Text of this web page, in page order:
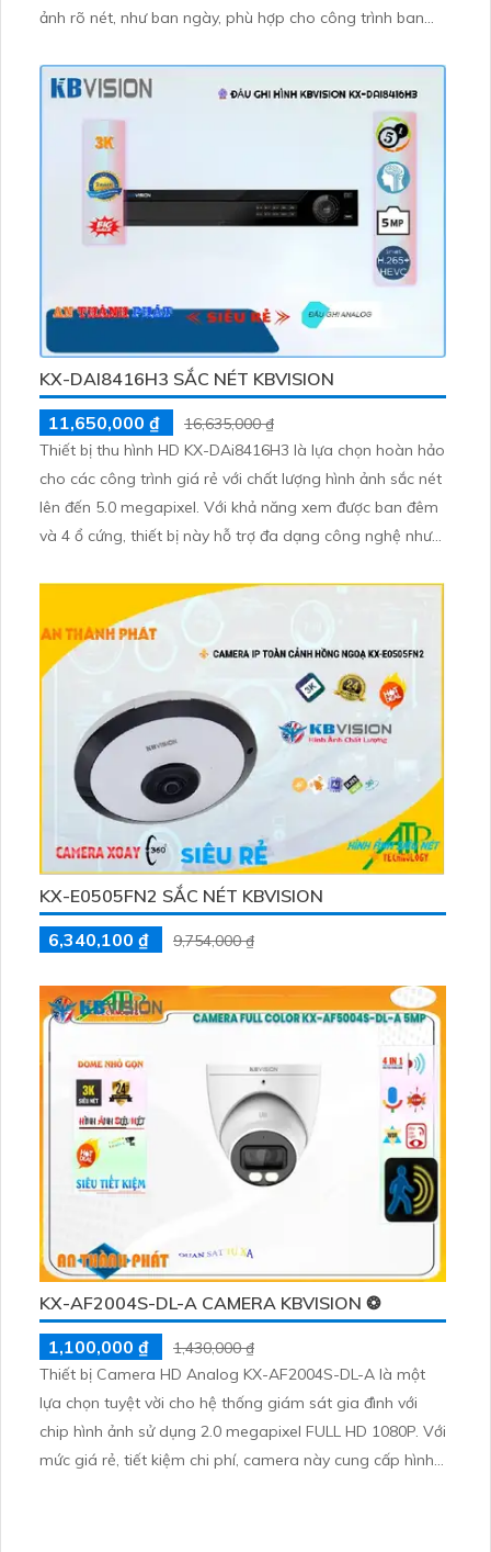
ảnh rõ nét, như ban ngày, phù hợp cho công trình ban
cao, kết hợp với hồng ngoại SMD giúp quan sát hiệu quả
trong mọi điều kiện ánh sáng
KX-DAI8416H3 SẮC NÉT KBVISION
11,650,000 ₫
16,635,000 ₫
Thiết bị thu hình HD KX-DAi8416H3 là lựa chọn hoàn hảo
cho các công trình giá rẻ với chất lượng hình ảnh sắc nét
lên đến 5.0 megapixel. Với khả năng xem được ban đêm
và 4 ổ cứng, thiết bị này hỗ trợ đa dạng công nghệ như
KX-E0505FN2 SẮC NÉT KBVISION
6,340,100 ₫
9,754,000 ₫
KX-AF2004S-DL-A CAMERA KBVISION ❂
1,100,000 ₫
1,430,000 ₫
Thiết bị Camera HD Analog KX-AF2004S-DL-A là một
lựa chọn tuyệt vời cho hệ thống giám sát gia đình với
chip hình ảnh sử dụng 2.0 megapixel FULL HD 1080P. Với
mức giá rẻ, tiết kiệm chi phí, camera này cung cấp hình